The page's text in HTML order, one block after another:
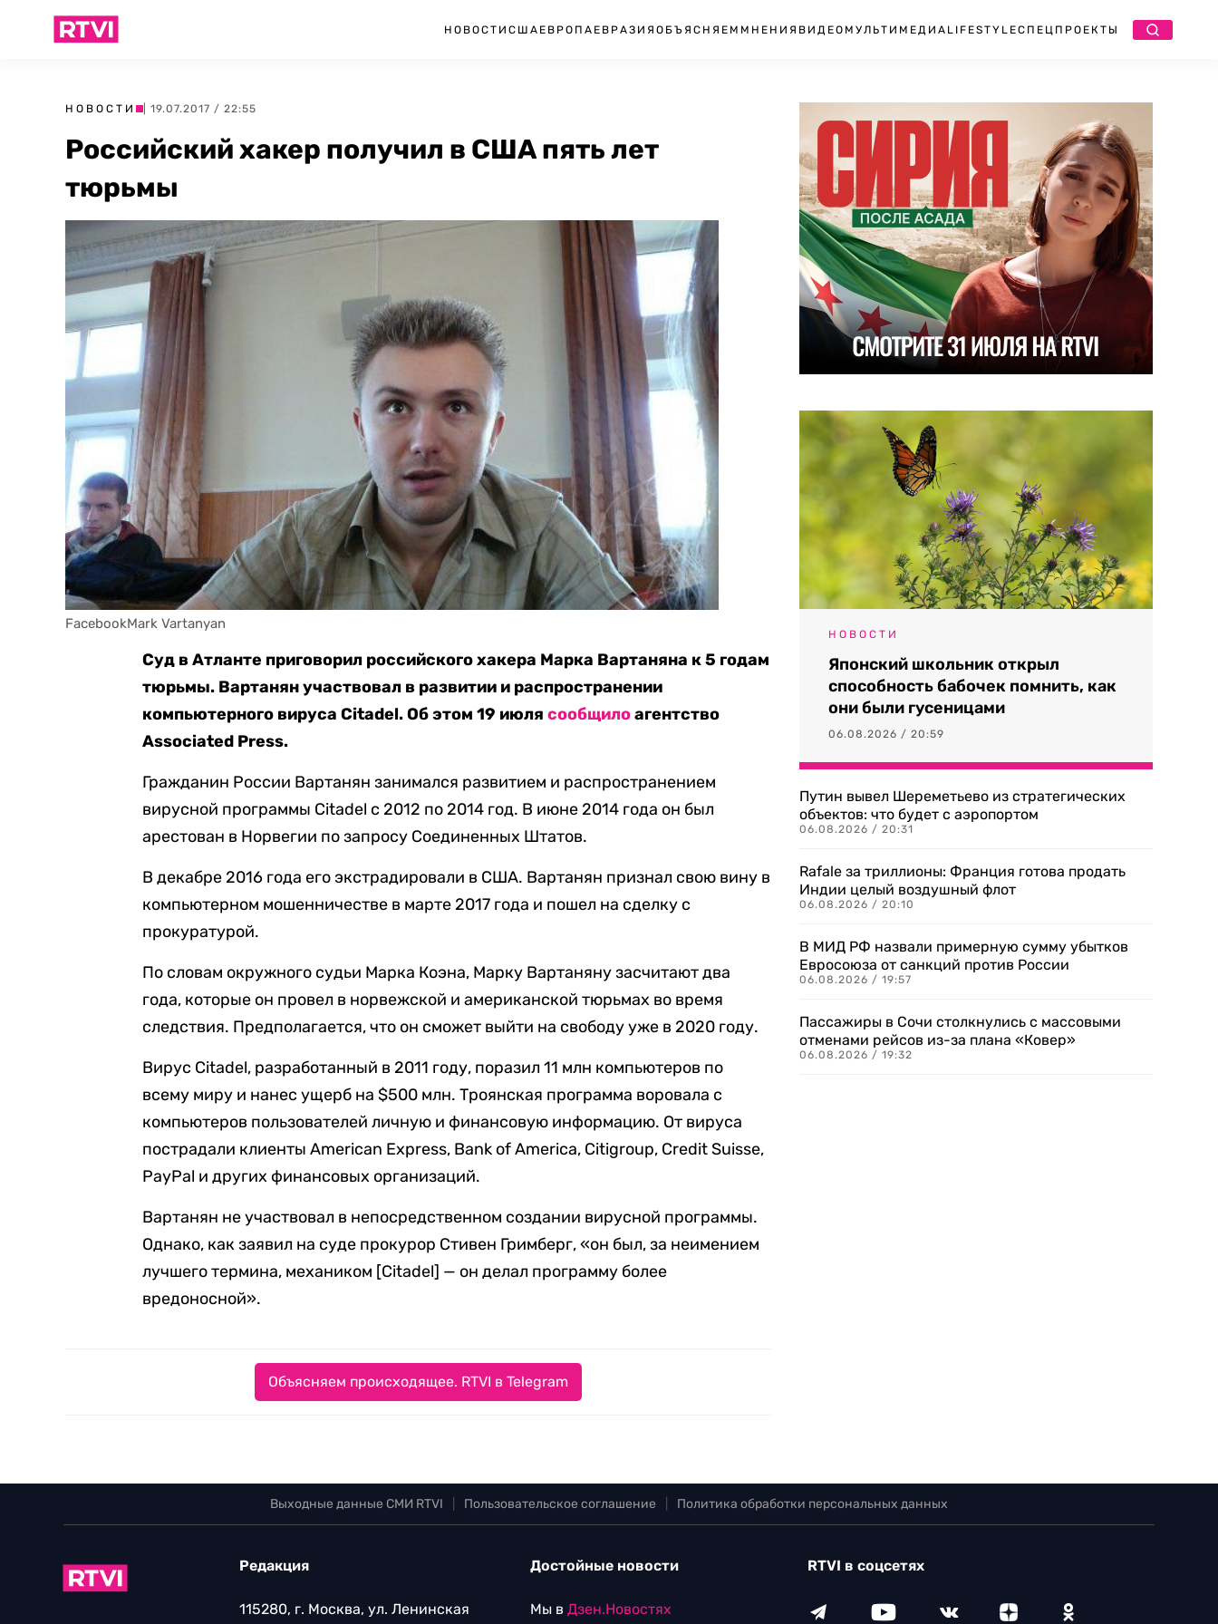
НОВОСТИ США ЕВРОПА ЕВРАЗИЯ ОБЪЯСНЯЕМ МНЕНИЯ ВИДЕО МУЛЬТИМЕДИА LIFESTYLEСПЕЦПРОЕКТЫ
НОВОСТИ | 19.07.2017 / 22:55
Российский хакер получил в США пять лет
тюрьмы
FacebookMark Vartanyan
Суд в Атланте приговорил российского хакера Марка Вартаняна к 5 годам
тюрьмы. Вартанян участвовал в развитии и распространении
компьютерного вируса Citadel. Об этом 19 июлясообщилоагентство
Associated Press.
Гражданин России Вартанян занимался развитием и распространением
вирусной программы Citadel с 2012 по 2014 год. В июне 2014 года он был
арестован в Норвегии по запросу Соединенных Штатов.
В декабре 2016 года его экстрадировали в США. Вартанян признал свою вину в
компьютерном мошенничестве в марте 2017 года и пошел на сделку с
прокуратурой.
По словам окружного судьи Марка Коэна, Марку Вартаняну засчитают два
года, которые он провел в норвежской и американской тюрьмах во время
следствия. Предполагается, что он сможет выйти на свободу уже в 2020 году.
Вирус Citadel, разработанный в 2011 году, поразил 11 млн компьютеров по
всему миру и нанес ущерб на $500 млн. Троянская программа воровала с
компьютеров пользователей личную и финансовую информацию. От вируса
пострадали клиенты American Express, Bank of America, Citigroup, Credit Suisse,
PayPal и других финансовых организаций.
Вартанян не участвовал в непосредственном создании вирусной программы.
Однако, как заявил на суде прокурор Стивен Гримберг, «он был, за неимением
лучшего термина, механиком [Citadel] — он делал программу более
вредоносной».
Объясняем происходящее. RTVI в Telegram
НОВОСТИ
Японский школьник открыл
способность бабочек помнить, как
они были гусеницами
06.08.2026 / 20:59
Путин вывел Шереметьево из стратегических
объектов: что будет с аэропортом
06.08.2026 / 20:31
Rafale за триллионы: Франция готова продать
Индии целый воздушный флот
06.08.2026 / 20:10
В МИД РФ назвали примерную сумму убытков
Евросоюза от санкций против России
06.08.2026 / 19:57
Пассажиры в Сочи столкнулись с массовыми
отменами рейсов из-за плана «Ковер»
06.08.2026 / 19:32
Выходные данные СМИ RTVI Пользовательское соглашение Политика обработки персональных данных
Редакция
115280, г. Москва, ул. Ленинская
Достойные новости
Мы в Дзен.Новостях
RTVI в соцсетях